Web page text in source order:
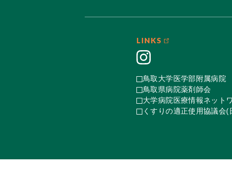
LINKS
鳥取大学医学部附属病院
鳥取県病院薬剤師会
大学病院医療情報ネット
くすりの適正使用協議会